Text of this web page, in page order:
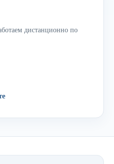
дистанционно по